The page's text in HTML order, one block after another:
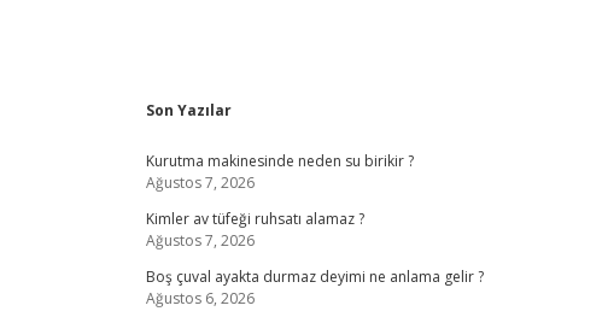
Sidebar
Son Yazılar
Kurutma makinesinde neden su birikir ?
Ağustos 7, 2026
Kimler av tüfeği ruhsatı alamaz ?
Ağustos 7, 2026
Boş çuval ayakta durmaz deyimi ne anlama gelir ?
Ağustos 6, 2026